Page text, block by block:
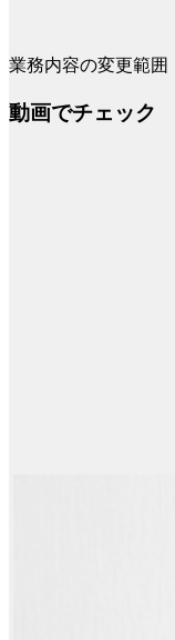
業務内容の変更範囲
動画でチェック